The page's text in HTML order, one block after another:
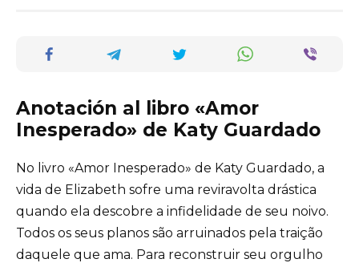
Anotación al libro «Amor
Inesperado» de Katy Guardado
No livro «Amor Inesperado» de Katy Guardado, a
vida de Elizabeth sofre uma reviravolta drástica
quando ela descobre a infidelidade de seu noivo.
Todos os seus planos são arruinados pela traição
daquele que ama. Para reconstruir seu orgulho